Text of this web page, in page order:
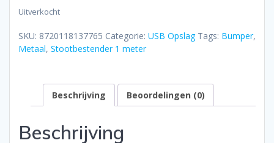
Uitverkocht
SKU: 8720118137765 Categorie: USB Opslag Tags: Bumper,
Metaal, Stootbestender 1 meter
Beschrijving Beoordelingen (0)
Beschrijving